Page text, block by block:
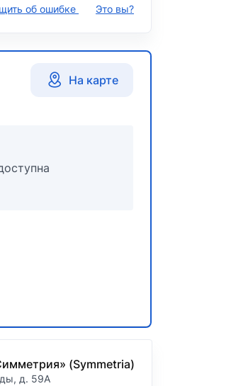
об ошибке Это вы?
На карте
(Symmetria)
д. 59А